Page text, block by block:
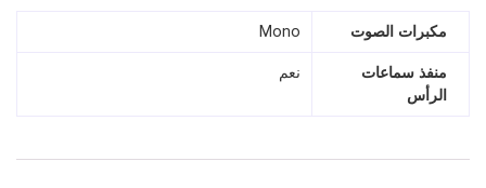
مكبرات الصوت Mono
منفذ سماعات
الرأس
نعم